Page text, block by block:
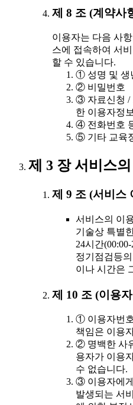
제 8 조 (계약사
이용자는 다음 사
스에 접속하여 서
할 수 있습니다.
① 성명 및 생
② 비밀번호
③ 자료신청 /
한 이용자정보
④ 전화번호
⑤ 기타 교육
제 3 장 서비스
제 9 조 (서비스
서비스의 이
기술상 특별
24시간
정기점검등
이나 시간은
제 10 조 (이용
① 이용자번
책임은 이용
② 명백한 사
용자가 이용
수 없습니다.
③ 이용자에
발생되는 서